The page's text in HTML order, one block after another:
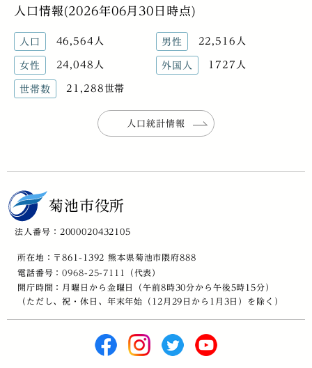
人口情報(2026年06月30日時点)
人口 46,564人 男性 22,516人
女性 24,048人 外国人 1727人
世帯数 21,288世帯
人口統計情報
菊池市役所
法人番号：2000020432105
所在地：〒861-1392 熊本県菊池市隈府888
電話番号：0968-25-7111
（代表）
開庁時間：月曜日から金曜日（午前8時30分から午後5時15分）
（ただし、祝・休日、年末年始（12月29日から1月3日）を除く）